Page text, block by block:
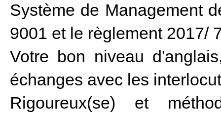
Système de Management
9001 et le règlement 2017/
Votre bon niveau
échanges avec les
Rigoureux(se) et